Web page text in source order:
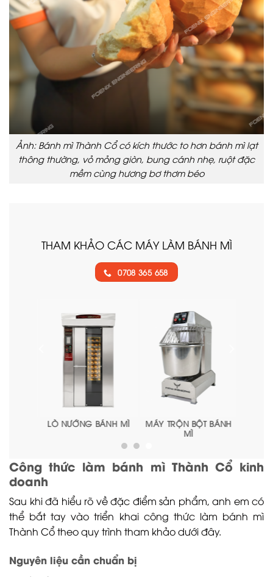
Ảnh: Bánh mì Thành Cổ có kích thước to hơn bánh mì lạt
thông thường, vỏ mỏng giòn, bung cánh nhẹ, ruột đặc
mềm cùng hương bơ thơm béo
THAM KHẢO CÁC MÁY LÀM BÁNH MÌ
0708 365 658
MÁY TRỘN BỘT BÁNH
MÁY CHIA BỘT
Công thức làm bánh mì Thành Cổ kinh
doanh
Sau khi đã hiểu rõ về đặc điểm sản phẩm, anh em có
thể bắt tay vào triển khai công thức làm bánh mì
Thành Cổ theo quy trình tham khảo dưới đây.
Nguyên liệu cần chuẩn bị